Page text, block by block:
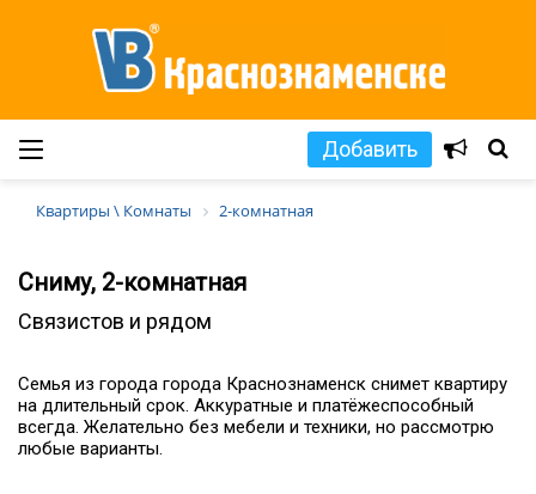
Добавить
Квартиры \ Комнаты 2-комнатная
Сниму, 2-комнатная
Связистов и рядом
Семья из города города Краснознаменск снимет квартиру
на длительный срок. Аккуратные и платёжеспособный
всегда. Желательно без мебели и техники, но рассмотрю
любые варианты.